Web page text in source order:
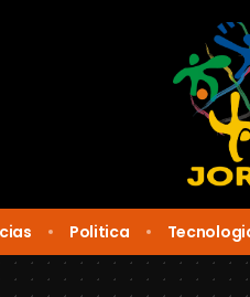
Politica